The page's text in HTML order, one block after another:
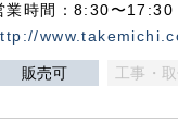
業時間：8:30〜17:30
販売可 工事・